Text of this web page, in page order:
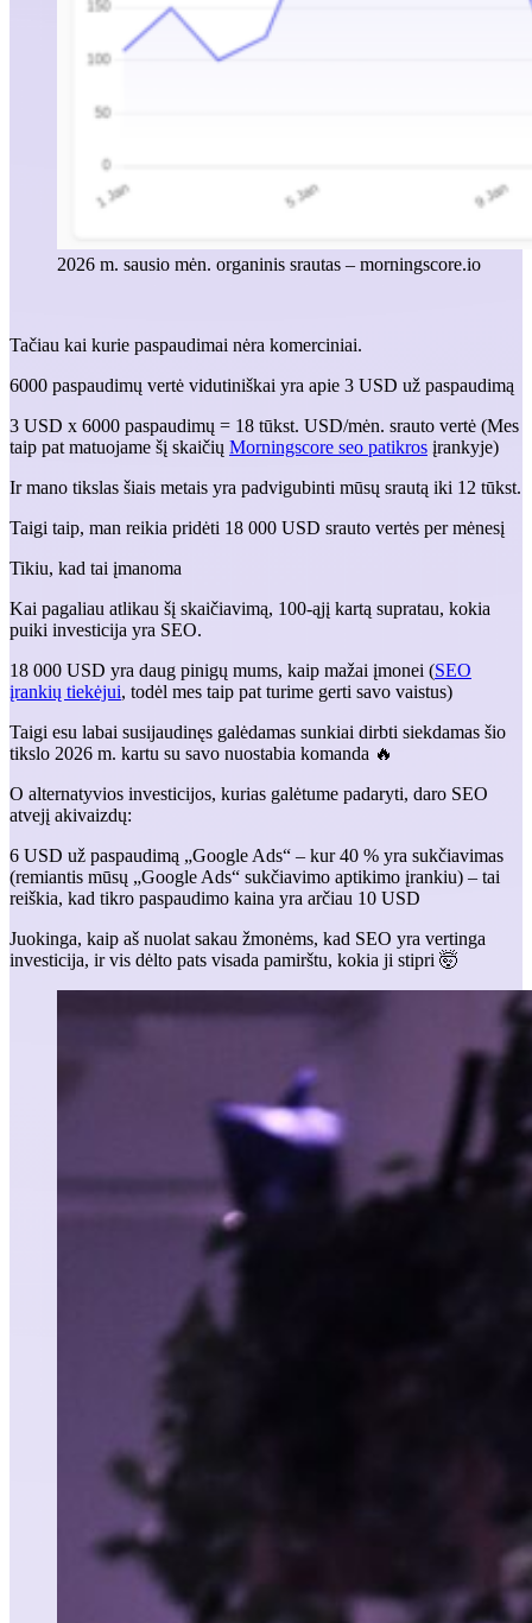
2026 m. sausio mėn. organinis srautas – morningscore.io
Tačiau kai kurie paspaudimai nėra komerciniai.
6000 paspaudimų vertė vidutiniškai yra apie 3 USD už paspaudimą
3 USD x 6000 paspaudimų = 18 tūkst. USD/mėn. srauto vertė (Mes
taip pat matuojame šį skaičių Morningscore seo patikros įrankyje)
Ir mano tikslas šiais metais yra padvigubinti mūsų srautą iki 12 tūkst.
Taigi taip, man reikia pridėti 18 000 USD srauto vertės per mėnesį
Tikiu, kad tai įmanoma
Kai pagaliau atlikau šį skaičiavimą, 100-ąjį kartą supratau, kokia
puiki investicija yra SEO.
18 000 USD yra daug pinigų mums, kaip mažai įmonei (SEO
įrankių tiekėjui, todėl mes taip pat turime gerti savo vaistus)
Taigi esu labai susijaudinęs galėdamas sunkiai dirbti siekdamas šio
tikslo 2026 m. kartu su savo nuostabia komanda 🔥
O alternatyvios investicijos, kurias galėtume padaryti, daro SEO
atvejį akivaizdų:
6 USD už paspaudimą „Google Ads“ – kur 40 % yra sukčiavimas
(remiantis mūsų „Google Ads“ sukčiavimo aptikimo įrankiu) – tai
reiškia, kad tikro paspaudimo kaina yra arčiau 10 USD
Juokinga, kaip aš nuolat sakau žmonėms, kad SEO yra vertinga
investicija, ir vis dėlto pats visada pamirštu, kokia ji stipri 🤯